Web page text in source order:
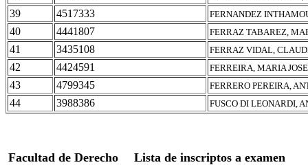
39 4517333 FERNANDEZ
40 4441807 FERRAZ TABAREZ,
41 3435108 FERRAZ VIDAL,
42 4424591 FERREIRA, MARIA JOSE
43 4799345 FERRERO PEREIRA,
44 3988386 FUSCO DI LEONARDI,
Facultad de Derecho Lista de inscriptos a examen